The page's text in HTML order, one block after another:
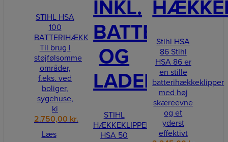
STIHL HSA
100
BATTERIHÆKKEKLIPPER
Til brug i
støjfølsomme
områder,
f.eks. ved
boliger,
sygehuse,
ki
2.750,00 kr.
Læs
INKL.
BATTERI
OG
LADER
STIHL
HÆKKEKLIPPER
HSA 50
Stihl HSA
86 Stihl
HSA 86 er
en stille
batterihækkeklipper
med høj
skæreevne
og et
yderst
effektivt